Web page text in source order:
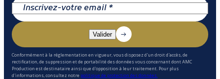
Conformément à la réglementation en vigueur, vous disposez d'un droit d'accès, de
rectification, de suppression et de portabilité des données vous concernant dont AMC
Production est destinataire ainsi que d'opposition à leur traitement. Pour plus
d'informations, consultez notre politique de protection des données.